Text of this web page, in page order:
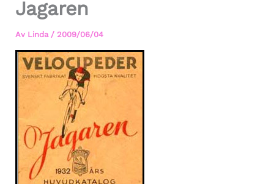
Jagaren
Av Linda / 2009/06/04